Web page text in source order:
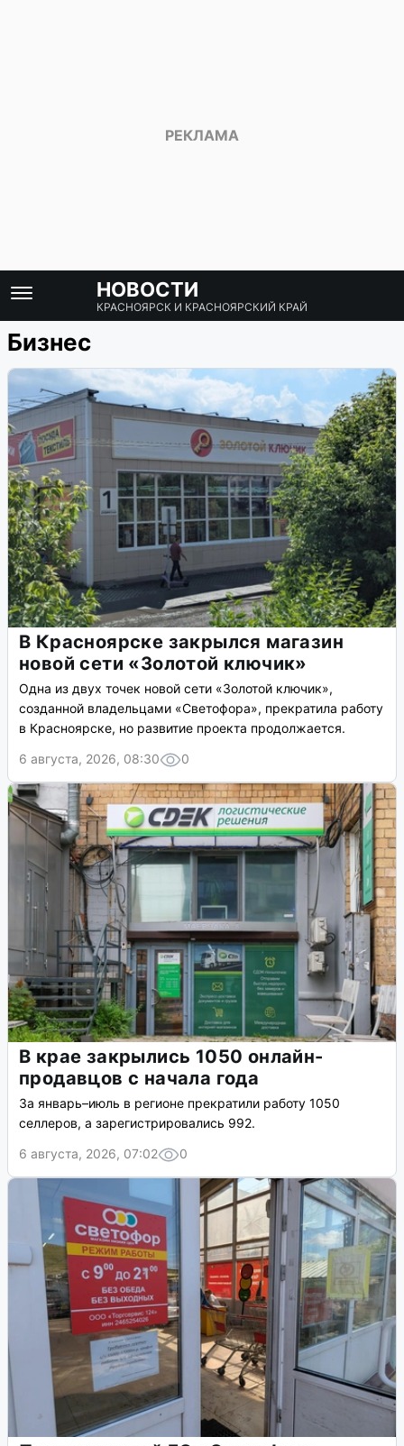
НОВОСТИ
КРАСНОЯРСК И КРАСНОЯРСКИЙ КРАЙ
Бизнес
В Красноярске закрылся магазин
новой сети «Золотой ключик»
Одна из двух точек новой сети «Золотой ключик»,
созданной владельцами «Светофора», прекратила работу
в Красноярске, но развитие проекта продолжается.
6 августа, 2026, 08:30
0
В крае закрылись 1050 онлайн-
продавцов с начала года
За январь–июль в регионе прекратили работу 1050
селлеров, а зарегистрировались 992.
6 августа, 2026, 07:02
0